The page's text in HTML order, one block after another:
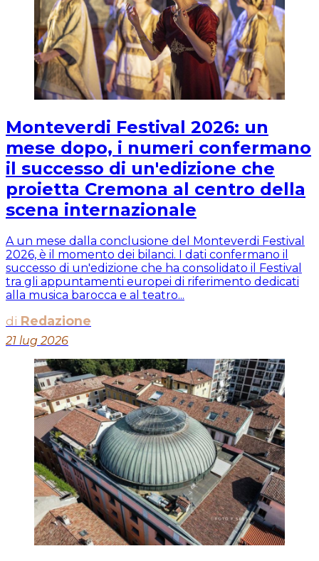
Monteverdi Festival 2026: un
mese dopo, i numeri confermano
il successo di un'edizione che
proietta Cremona al centro della
scena internazionale
A un mese dalla conclusione del Monteverdi Festival
2026, è il momento dei bilanci. I dati confermano il
successo di un'edizione che ha consolidato il Festival
tra gli appuntamenti europei di riferimento dedicati
alla musica barocca e al teatro...
di Redazione
21 lug 2026